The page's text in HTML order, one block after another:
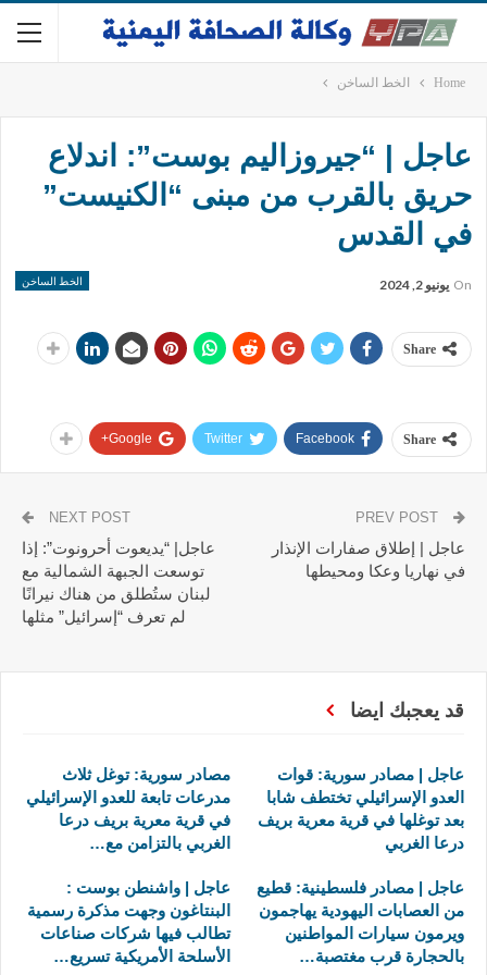
Home الخط الساخن
عاجل | “جيروزاليم بوست”: اندلاع
حريق بالقرب من مبنى “الكنيست”
في القدس
الخط الساخن On يونيو 2, 2024
Share
Share
Facebook
Twitter
Google+
عاجل | إطلاق صفارات الإنذار
في نهاريا وعكا ومحيطها
NEXT POST
عاجل| “يديعوت أحرونوت”: إذا
توسعت الجبهة الشمالية مع
لبنان ستُطلق من هناك نيرانًا
لم تعرف “إسرائيل” مثلها
قد يعجبك ايضا
عاجل | مصادر سورية: قوات
العدو الإسرائيلي تختطف شابا
بعد توغلها في قرية معرية بريف
درعا الغربي
مصادر سورية: توغل ثلاث
مدرعات تابعة للعدو الإسرائيلي
في قرية معرية بريف درعا
الغربي بالتزامن مع…
عاجل | مصادر فلسطينية: قطيع
من العصابات اليهودية يهاجمون
ويرمون سيارات المواطنين
بالحجارة قرب مغتصبة…
عاجل | واشنطن بوست :
البنتاغون وجهت مذكرة رسمية
تطالب فيها شركات صناعات
الأسلحة الأمريكية تسريع…